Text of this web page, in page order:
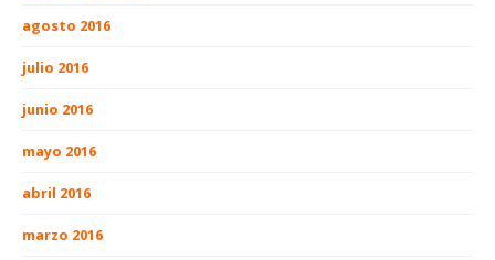
agosto 2016
julio 2016
junio 2016
mayo 2016
abril 2016
marzo 2016